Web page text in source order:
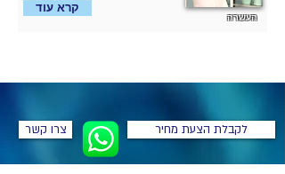
קרא עוד
העשרה
צרו קשר לקבלת הצעת מחיר